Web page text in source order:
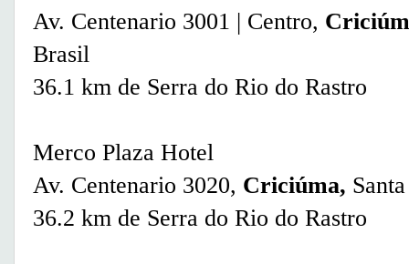
Av. Centenario 3001 | Centro,
Brasil
36.1 km de Serra do Rio do Rastro
Merco Plaza Hotel
Av. Centenario 3020, Criciúma,
36.2 km de Serra do Rio do Rastro